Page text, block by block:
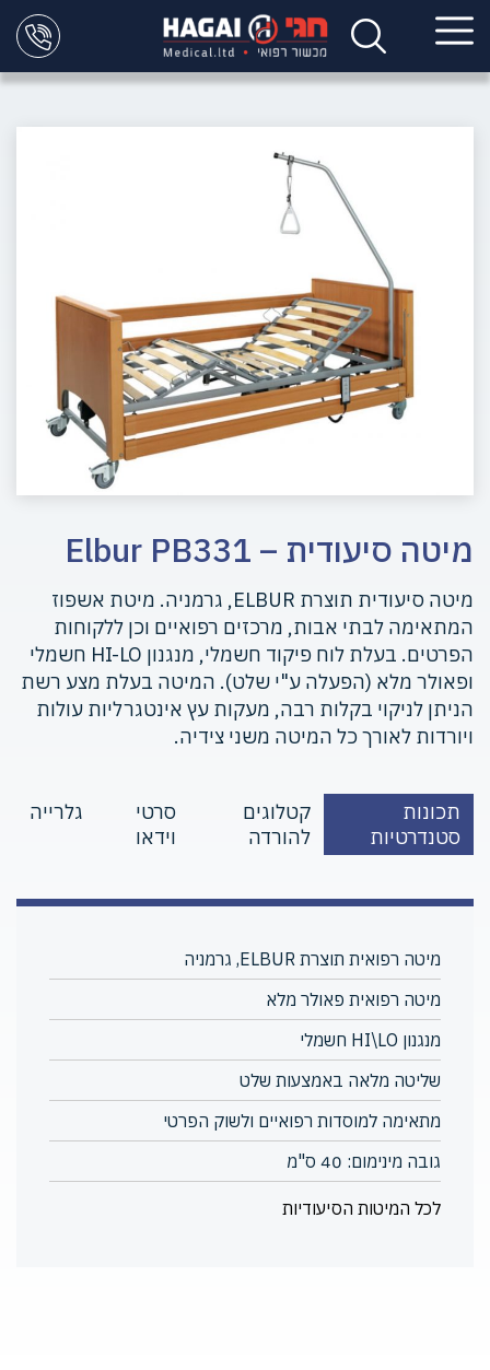
מיטה סיעודית – Elbur PB331
מיטה סיעודית תוצרת ELBUR, גרמניה. מיטת אשפוז
המתאימה לבתי אבות, מרכזים רפואיים וכן ללקוחות
הפרטים. בעלת לוח פיקוד חשמלי, מנגנון HI-LO חשמלי
ופאולר מלא (הפעלה ע"י שלט). המיטה בעלת מצע רשת
הניתן לניקוי בקלות רבה, מעקות עץ אינטגרליות עולות
ויורדות לאורך כל המיטה משני צידיה.
תכונות
סטנדרטיות
קטלוגים
להורדה
סרטי
וידאו
גלרייה
מיטה רפואית תוצרת ELBUR, גרמניה
מיטה רפואית פאולר מלא
מנגנון HI\LO חשמלי
שליטה מלאה באמצעות שלט
מתאימה למוסדות רפואיים ולשוק הפרטי
גובה מינימום: 40 ס"מ
לכל המיטות הסיעודיות